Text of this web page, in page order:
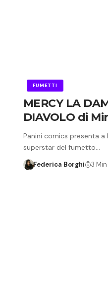
FUMETTI
MERCY LA
DIAVOLO di
Panini comics presenta
superstar del fumetto…
Federica Borghi 3 Min